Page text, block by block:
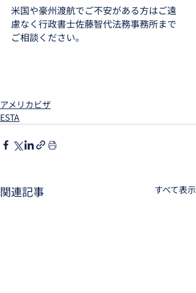
米国や豪州渡航でご不安がある方はご遠
慮なく行政書士佐藤智代法務事務所まで
ご相談ください。
アメリカビザ
ESTA
関連記事 すべて表示